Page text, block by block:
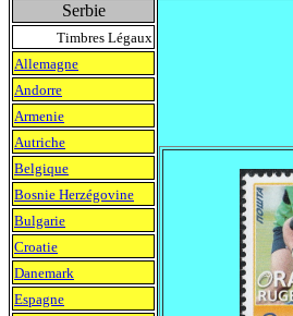
Serbie
Timbres Légaux
Allemagne
Andorre
Armenie
Autriche
Belgique
Bosnie Herzégovine
Bulgarie
Croatie
Danemark
Espagne